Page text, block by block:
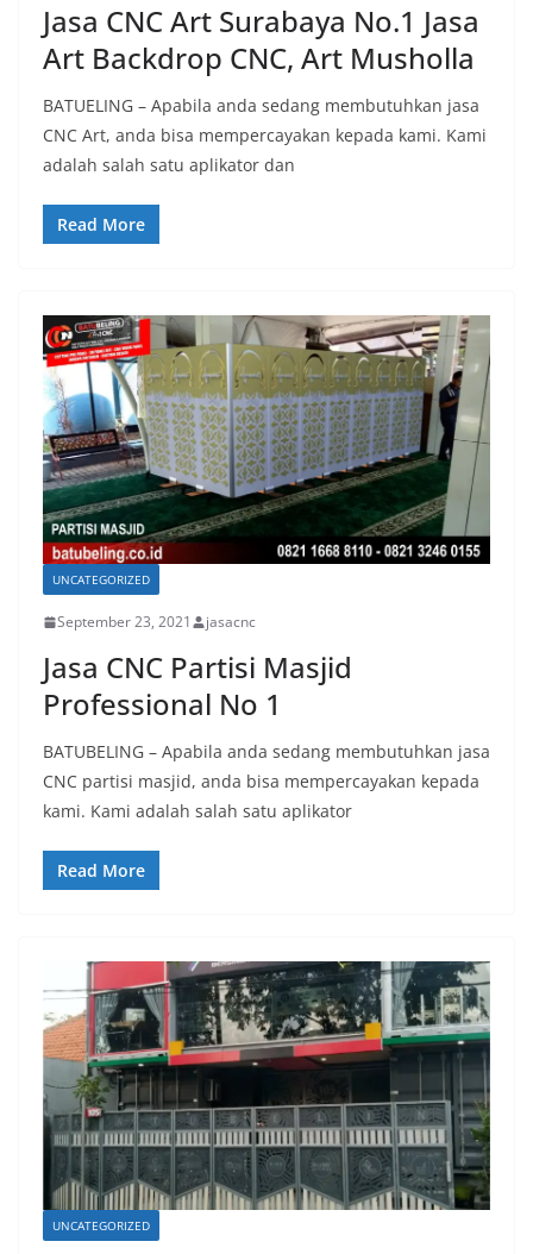
Jasa CNC Art Surabaya No.1 Jasa
Art Backdrop CNC, Art Musholla
BATUELING – Apabila anda sedang membutuhkan jasa
CNC Art, anda bisa mempercayakan kepada kami. Kami
adalah salah satu aplikator dan
Read More
UNCATEGORIZED
September 23, 2021 jasacnc
Jasa CNC Partisi Masjid
Professional No 1
BATUBELING – Apabila anda sedang membutuhkan jasa
CNC partisi masjid, anda bisa mempercayakan kepada
kami. Kami adalah salah satu aplikator
Read More
UNCATEGORIZED